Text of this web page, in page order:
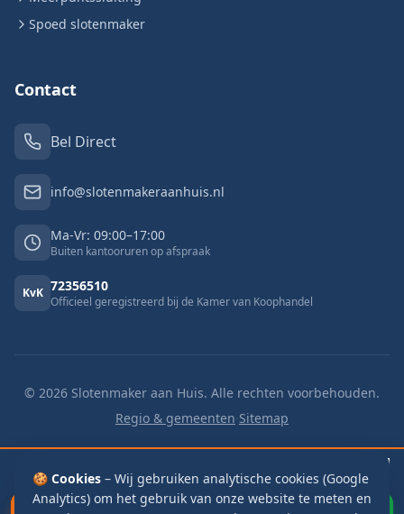
Spoed slotenmaker
Contact
Bel Direct
info@slotenmakeraanhuis.nl
Ma-Vr: 09:00–17:00
Buiten kantooruren op afspraak
KvK 72356510
Officieel geregistreerd bij de Kamer van Koophandel
© 2026 Slotenmaker aan Huis. Alle rechten voorbehouden.
Regio & gemeenten·Sitemap
📬 Brievenbus€115
🍪 Cookies – Wij gebruiken analytische cookies (Google
Analytics) om het gebruik van onze website te meten en